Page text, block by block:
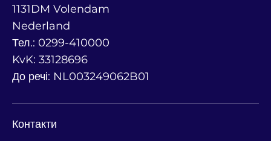
1131DM Volendam
Nederland
Тел.: 0299-410000
KvK: 33128696
До речі: NL003249062B01
Контакти